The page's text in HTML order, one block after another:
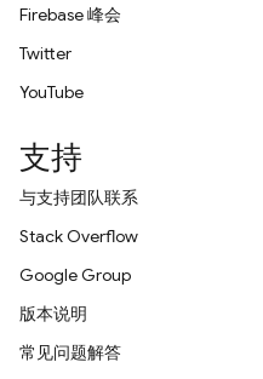
Firebase 峰会
Twitter
YouTube
支持
与支持团队联系
Stack Overflow
Google Group
版本说明
常见问题解答